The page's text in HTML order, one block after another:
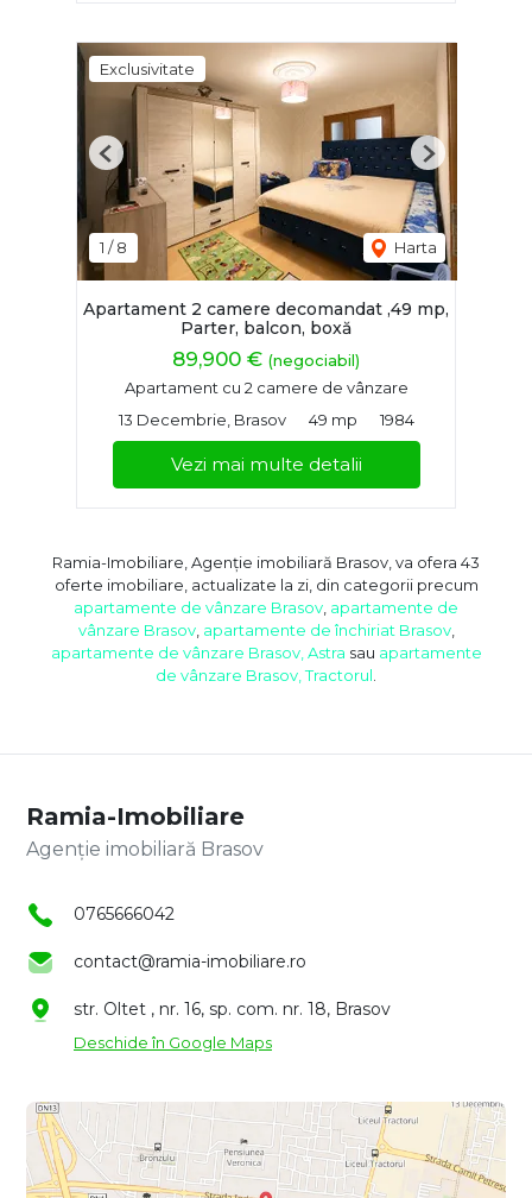
Exclusivitate
1 /8 Harta
Previous Next
Apartament 2 camere decomandat ,49 mp,
Parter, balcon, boxă
89,900 € (negociabil)
Apartament cu 2 camere de vânzare
13 Decembrie, Brasov
49 mp 1984
Vezi mai multe detalii
Ramia-Imobiliare, Agenție imobiliară Brasov, va ofera 43
oferte imobiliare, actualizate la zi, din categorii precum
apartamente de vânzare Brasov apartamente de
vânzare Brasov, apartamente de închiriat Brasov,
apartamente de vânzare Brasov, Astra sau apartamente
de vânzare Brasov, Tractorul
Ramia-Imobiliare
Agenție imobiliară Brasov
0765666042
contact@ramia-imobiliare.ro
str. Oltet , nr. 16, sp. com. nr. 18, Brasov
Deschide în Google Maps